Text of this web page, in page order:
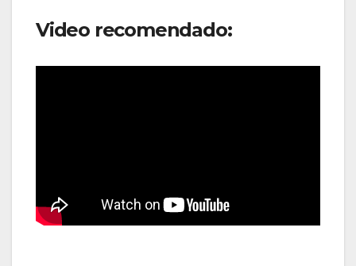
Video recomendado: